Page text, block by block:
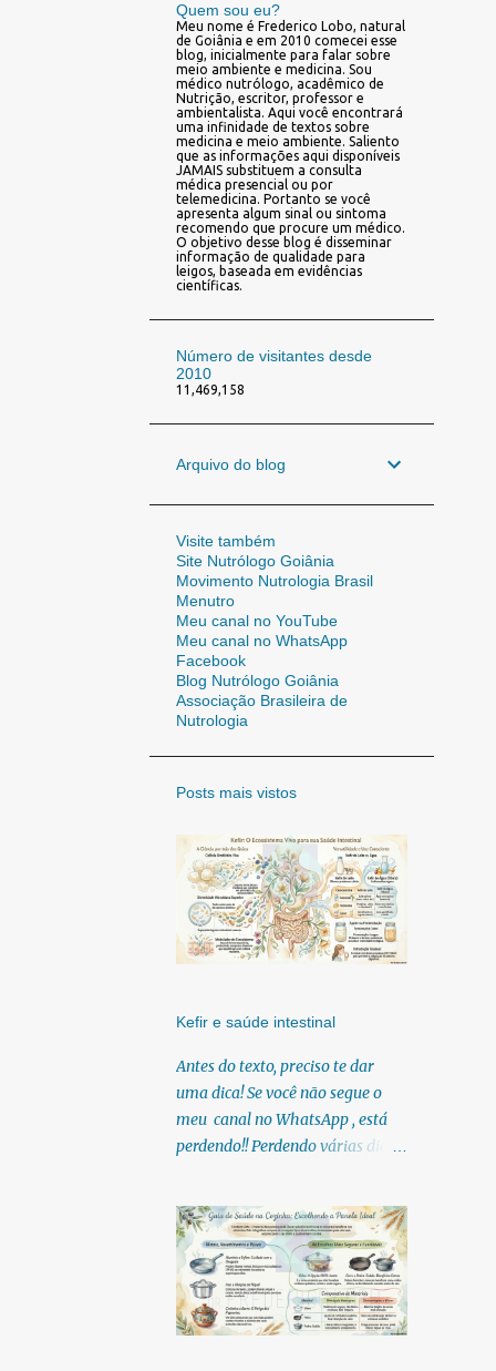
Quem sou eu?
Meu nome é Frederico Lobo, natural
de Goiânia e em 2010 comecei esse
blog, inicialmente para falar sobre
meio ambiente e medicina. Sou
médico nutrólogo, acadêmico de
Nutrição, escritor, professor e
ambientalista. Aqui você encontrará
uma infinidade de textos sobre
medicina e meio ambiente. Saliento
que as informações aqui disponíveis
JAMAIS substituem a consulta
médica presencial ou por
telemedicina. Portanto se você
apresenta algum sinal ou sintoma
recomendo que procure um médico.
O objetivo desse blog é disseminar
informação de qualidade para
leigos, baseada em evidências
científicas.
Número de visitantes desde
2010
11,469,158
Arquivo do blog
Visite também
Site Nutrólogo Goiânia
Movimento Nutrologia Brasil
Menutro
Meu canal no YouTube
Meu canal no WhatsApp
Facebook
Blog Nutrólogo Goiânia
Associação Brasileira de
Nutrologia
Posts mais vistos
Kefir e saúde intestinal
Antes do texto, preciso te dar
uma dica! Se você não segue o
meu canal no WhatsApp , está
perdendo!! Perdendo várias dicas,
infográficos, o link para
download dos meus e-books.
Para acessar clique no link:
https://whatsapp.com/channel/0
029Vb6U4AqKgsNzkBhubA40